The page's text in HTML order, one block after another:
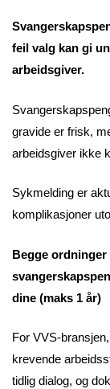
feil valg kan gi
arbeidsgiver.
gravide er frisk,
arbeidsgiver ikke
Sykmelding er
komplikasjoner
Begge
dine (maks 1 år)
For VVS-
krevende
tidlig dialog, og